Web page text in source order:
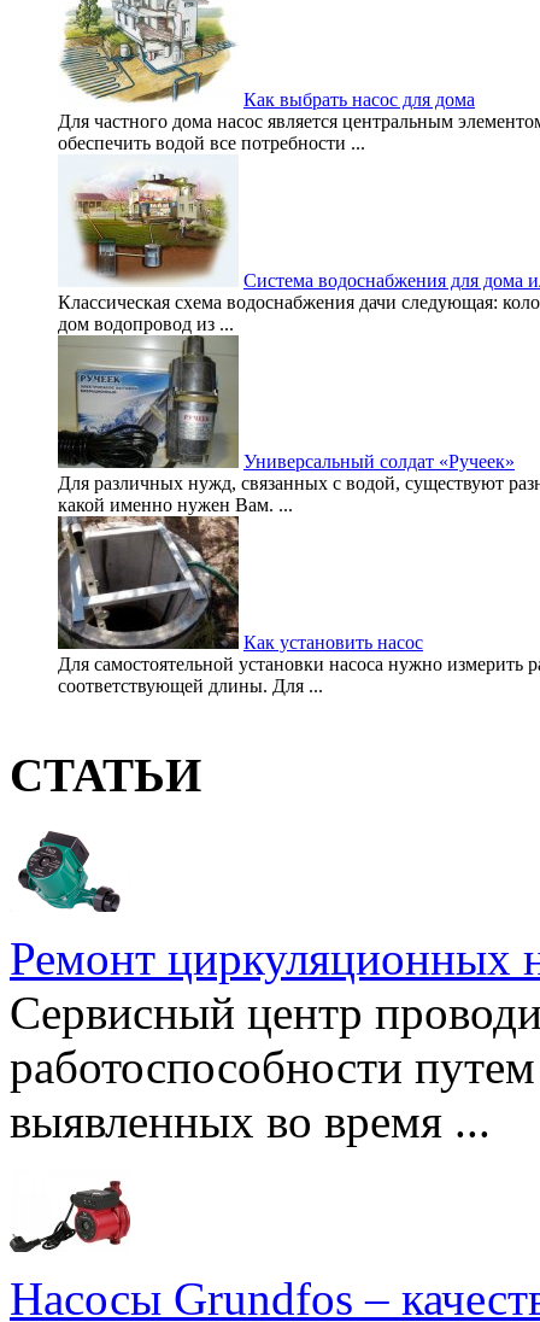
Как выбрать насос для дома
Для частного дома насос является центральным
обеспечить водой все потребности ...
Система водоснабжения для дома
Классическая схема водоснабжения дачи следующая:
дом водопровод из ...
Универсальный солдат «Ручеек»
Для различных нужд, связанных с водой, существуют
какой именно нужен Вам. ...
Как установить насос
Для самостоятельной установки насоса нужно измерить
соответствующей длины. Для ...
СТАТЬИ
Ремонт циркуляционных
Сервисный центр
работоспособности
выявленных во время ...
Насосы Grundfos –